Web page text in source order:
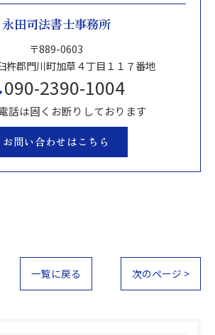
永田司法書士事務所
〒889-0603
杵郡門川町加草４丁目１１７番地
090-2390-1004
話は固くお断りしております
お問い合わせはこちら
一覧に戻る 次のページ >